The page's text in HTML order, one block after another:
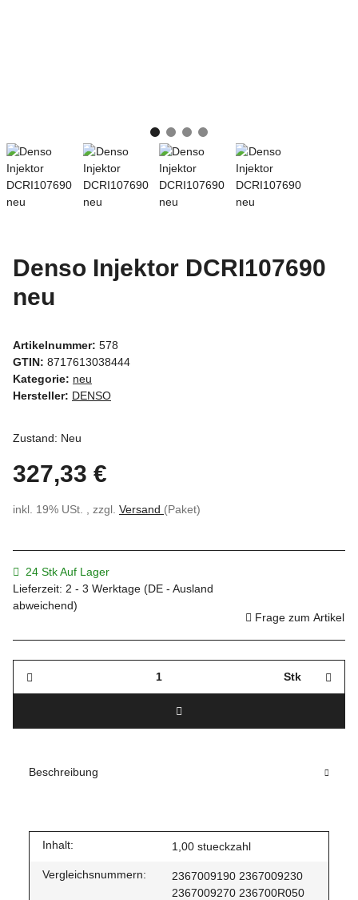
Denso Injektor DCRI107690
neu
Artikelnummer: 578
GTIN: 8717613038444
Kategorie: neu
Hersteller: DENSO
Zustand: Neu
327,33 €
inkl. 19% USt. , zzgl. Versand (Paket)
24 Stk Auf Lager
Lieferzeit: 2 - 3 Werktage (DE - Ausland
abweichend)
Frage zum Artikel
Stk
Beschreibung
Inhalt: 1,00 stueckzahl
Vergleichsnummern:
2367009190 2367009230
2367009270 236700R050